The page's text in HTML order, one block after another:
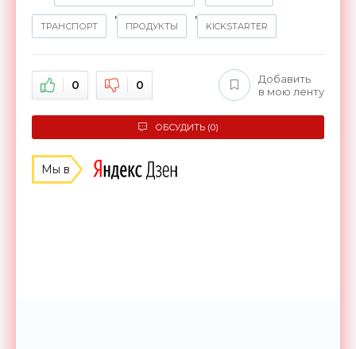
ТРАНСПОРТ
,
ПРОДУКТЫ
,
KICKSTARTЕR
0 0
Добавить
в мою ленту
ОБСУДИТЬ (0)
Мы в